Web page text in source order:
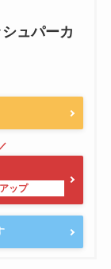
ュパーカ